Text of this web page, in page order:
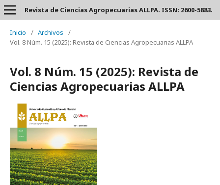
Revista de Ciencias Agropecuarias ALLPA. ISSN: 2600-5883.
Inicio / Archivos
/
Vol. 8 Núm. 15 (2025): Revista de Ciencias Agropecuarias ALLPA
Vol. 8 Núm. 15 (2025): Revista de
Ciencias Agropecuarias ALLPA